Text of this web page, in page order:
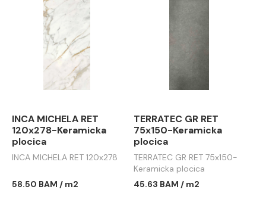
INCA MICHELA RET
120x278-Keramicka
plocica
INCA MICHELA RET 120x278
58.50 BAM / m2
TERRATEC GR RET
75x150-Keramicka
plocica
TERRATEC GR RET 75x150-
Keramicka plocica
45.63 BAM / m2